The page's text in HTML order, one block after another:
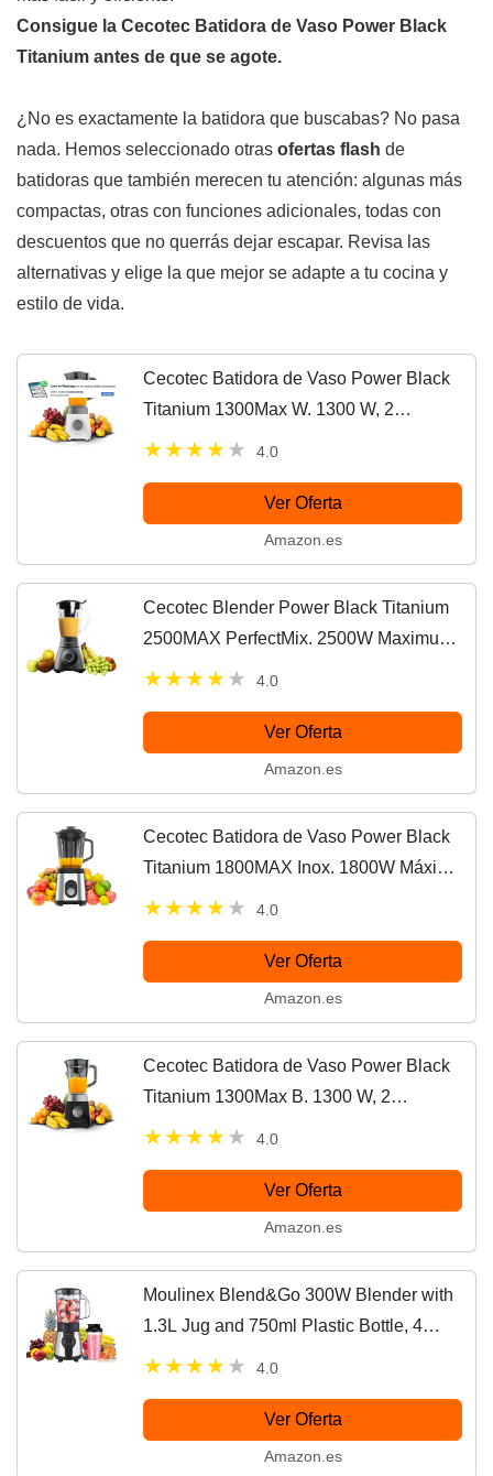
Consigue la Cecotec Batidora de Vaso Power Black
Titanium antes de que se agote.
¿No es exactamente la batidora que buscabas? No pasa
nada. Hemos seleccionado otras ofertas flash de
batidoras que también merecen tu atención: algunas más
compactas, otras con funciones adicionales, todas con
descuentos que no querrás dejar escapar. Revisa las
alternativas y elige la que mejor se adapte a tu cocina y
estilo de vida.
Cecotec Batidora de Vaso Power Black
Titanium 1300Max W. 1300 W, 2
Velocidades, Cuchilla de 4 Hojas Con
4.0
Ver Oferta
Amazon.es
Cecotec Blender Power Black Titanium
2500MAX PerfectMix. 2500W Maximum
Power, Blade with Black Titanium
Stainless Steel...
4.0
Ver Oferta
Amazon.es
Cecotec Batidora de Vaso Power Black
Titanium 1800MAX Inox. 1800W Máxima
Potencia, Cuchilla de 6 hojas con
4.0
Ver Oferta
Amazon.es
Cecotec Batidora de Vaso Power Black
Titanium 1300Max B. 1300 W, 2
Velocidades, Cuchilla de 4 Hojas de
Capacidad, Función...
4.0
Ver Oferta
Amazon.es
Moulinex Blend&Go 300W Blender with
1.3L Jug and 750ml Plastic Bottle, 4
Removable Blades, Stainless Steel
4.0
Ver Oferta
Amazon.es